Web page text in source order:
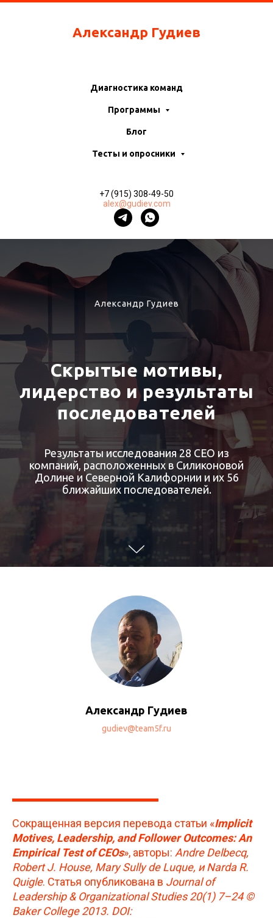
Александр Гудиев
Диагностика команд
Программы
Блог
Тесты и опросники
+7 (915) 308-49-50
alex@gudiev.com
Александр Гудиев
Скрытые мотивы,
лидерство и результаты
последователей
Результаты исследования 28 СЕО из
компаний, расположенных в Силиконовой
Долине и Северной Калифорнии и их 56
ближайших последователей.
Александр Гудиев
gudiev@team5f.ru
Сокращенная версия перевода статьи «Implicit
Motives, Leadership, and Follower Outcomes: An
Empirical Test of CEOs», авторы: Andre Delbecq,
Robert J. House, Mary Sully de Luque, и Narda R.
Quigle. Статья опубликована в Journal of
Leadership & Organizational Studies 20(1) 7–24 ©
Baker College 2013. DOI: